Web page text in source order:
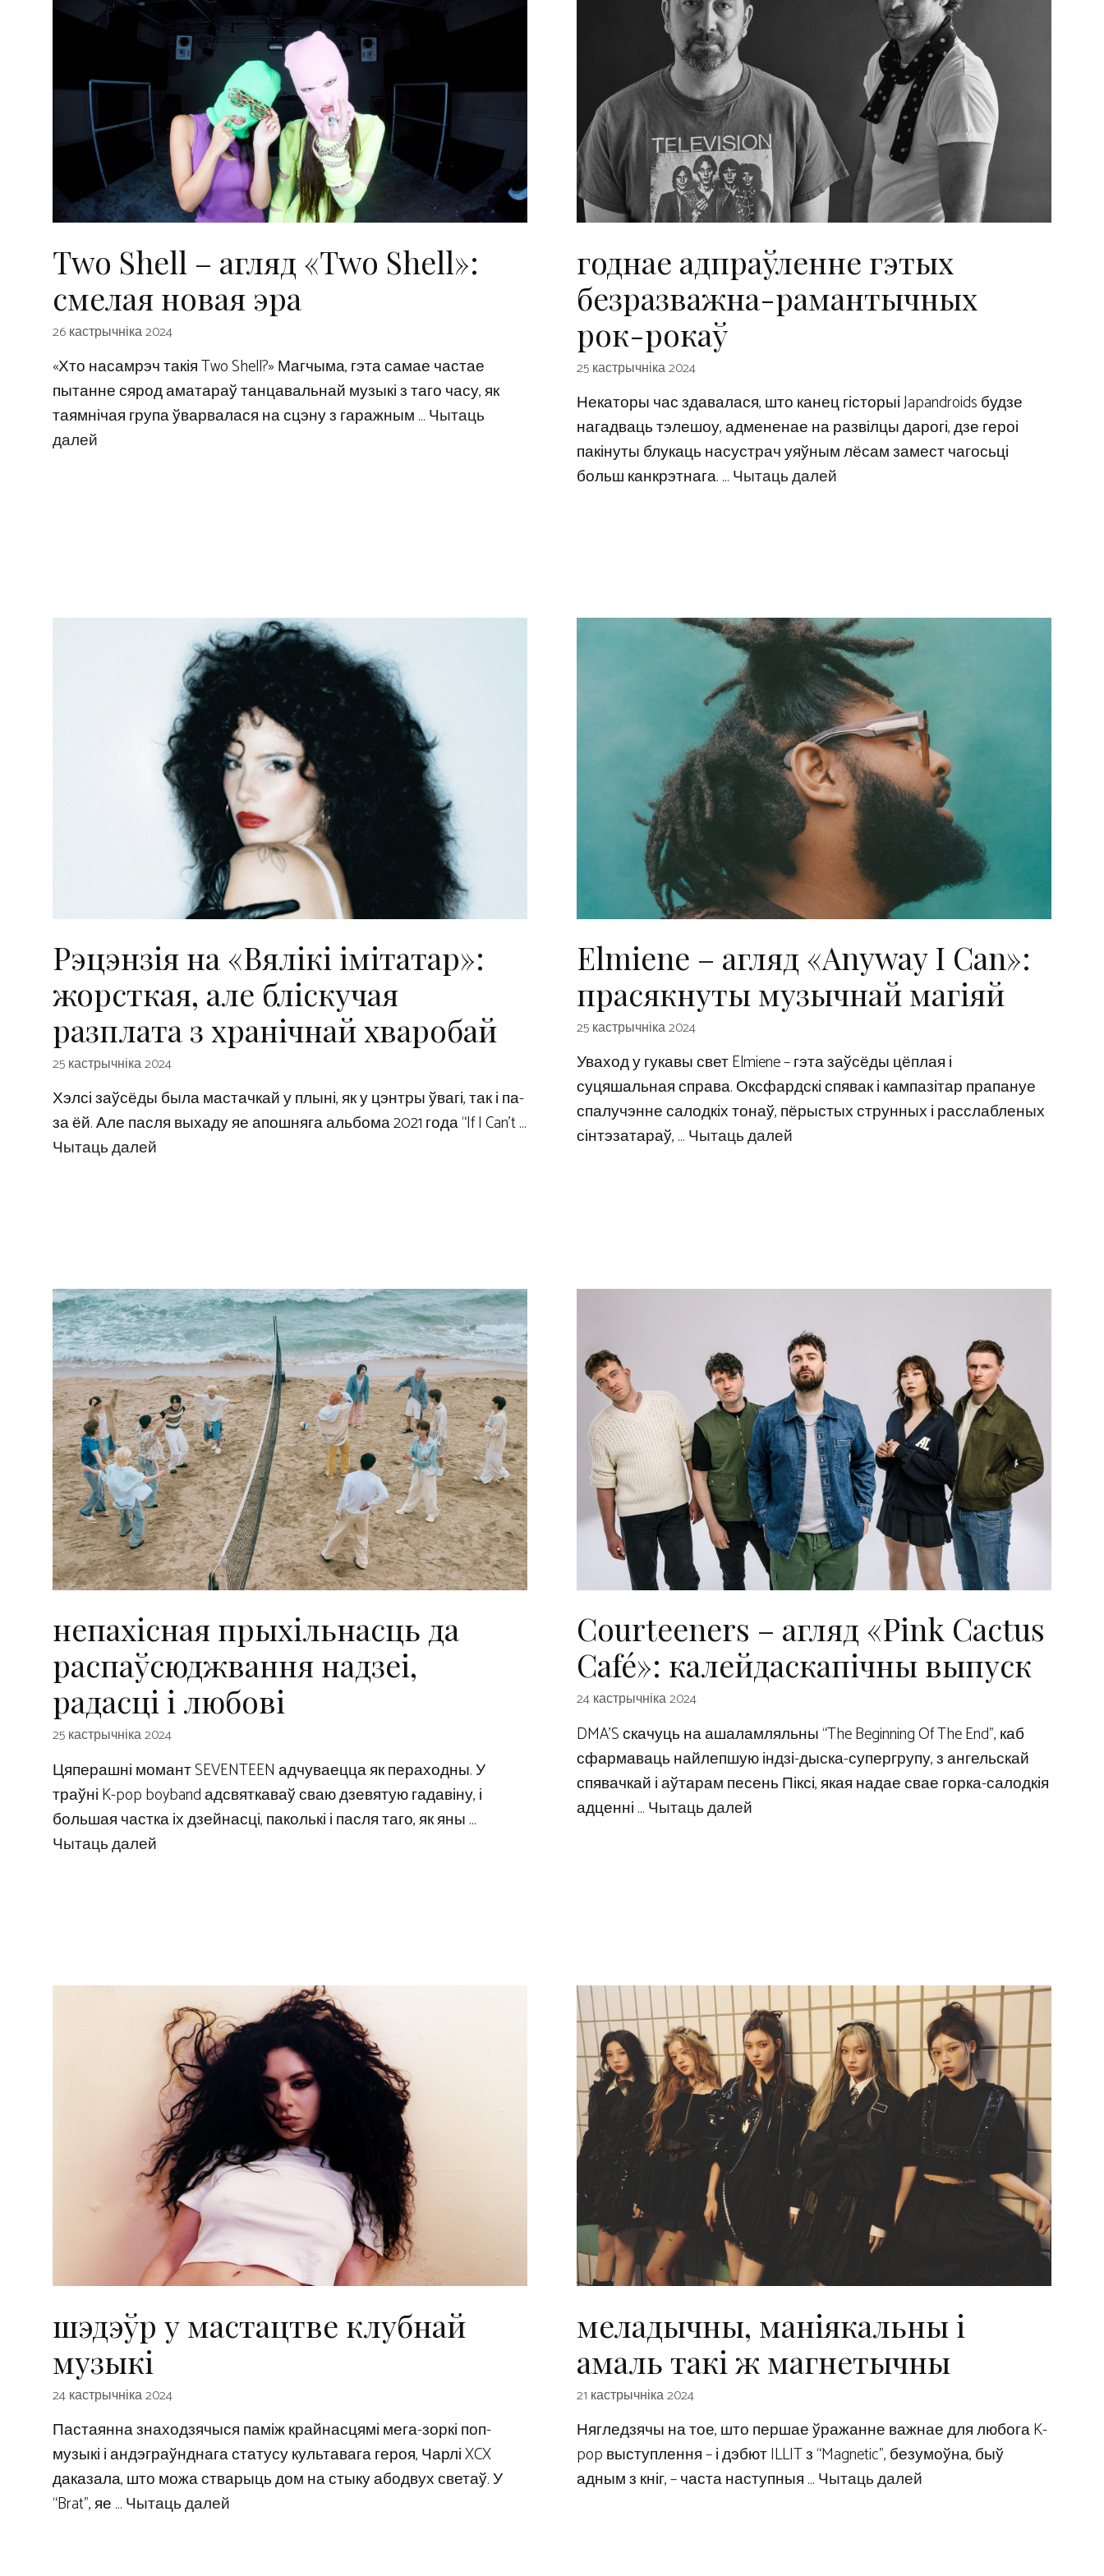
Two Shell – агляд «Two Shell»:
смелая новая эра
26 кастрычніка 2024
«Хто насамрэч такія Two Shell?» Магчыма, гэта самае частае
пытанне сярод аматараў танцавальнай музыкі з таго часу, як
таямнічая група ўварвалася на сцэну з гаражным …Чытаць
далей
годнае адпраўленне гэтых
безразважна-рамантычных
рок-рокаў
25 кастрычніка 2024
Некаторы час здавалася, што канец гісторыі Japandroids будзе
нагадваць тэлешоу, адмененае на развілцы дарогі, дзе героі
пакінуты блукаць насустрач уяўным лёсам замест чагосьці
больш канкрэтнага. …Чытаць далей
Рэцэнзія на «Вялікі імітатар»:
жорсткая, але бліскучая
разплата з хранічнай хваробай
25 кастрычніка 2024
Хэлсі заўсёды была мастачкай у плыні, як у цэнтры ўвагі, так і па-
за ёй. Але пасля выхаду яе апошняга альбома 2021 года “If I Can’t …
Чытаць далей
Elmiene – агляд «Anyway I Can»:
прасякнуты музычнай магіяй
25 кастрычніка 2024
Уваход у гукавы свет Elmiene – гэта заўсёды цёплая і
суцяшальная справа. Оксфардскі спявак і кампазітар прапануе
спалучэнне салодкіх тонаў, пёрыстых струнных і расслабленых
сінтэзатараў, …Чытаць далей
непахісная прыхільнасць да
распаўсюджвання надзеі,
радасці і любові
25 кастрычніка 2024
Цяперашні момант SEVENTEEN адчуваецца як пераходны. У
траўні K-pop boyband адсвяткаваў сваю дзевятую гадавіну, і
большая частка іх дзейнасці, паколькі і пасля таго, як яны …
Чытаць далей
Courteeners – агляд «Pink Cactus
Café»: калейдаскапічны выпуск
24 кастрычніка 2024
DMA’S скачуць на ашаламляльны “The Beginning Of The End”, каб
сфармаваць найлепшую індзі-дыска-супергрупу, з ангельскай
спявачкай і аўтарам песень Піксі, якая надае свае горка-салодкія
адценні …Чытаць далей
шэдэўр у мастацтве клубнай
музыкі
24 кастрычніка 2024
Пастаянна знаходзячыся паміж крайнасцямі мега-зоркі поп-
музыкі і андэграўнднага статусу культавага героя, Чарлі XCX
даказала, што можа стварыць дом на стыку абодвух светаў. У
“Brat”, яе …Чытаць далей
меладычны, маніякальны і
амаль такі ж магнетычны
21 кастрычніка 2024
Нягледзячы на ​​тое, што першае ўражанне важнае для любога K-
pop выступлення – і дэбют ILLIT з “Magnetic”, безумоўна, быў
адным з кніг, – часта наступныя …Чытаць далей